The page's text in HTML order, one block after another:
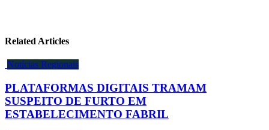
Related Articles
Notícias Regionais
PLATAFORMAS DIGITAIS TRAMAM
SUSPEITO DE FURTO EM
ESTABELECIMENTO FABRIL